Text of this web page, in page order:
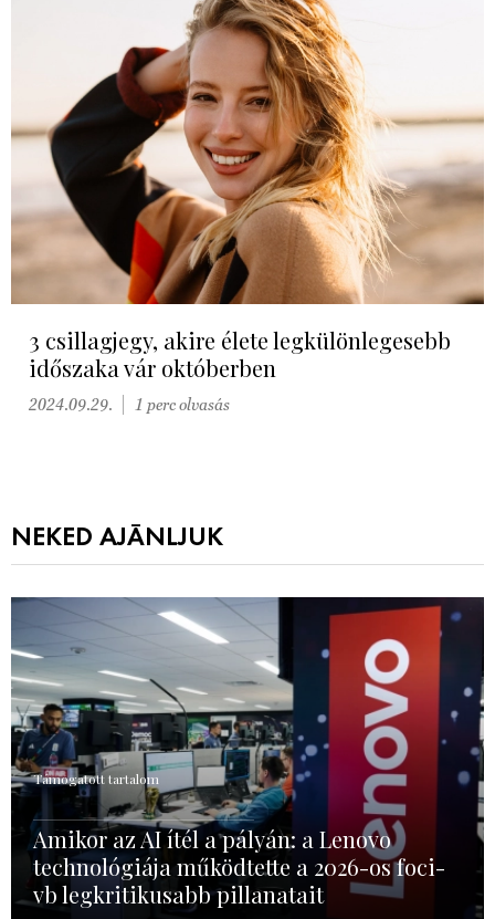
3 csillagjegy, akire élete legkülönlegesebb
időszaka vár októberben
2024.09.29. 1 perc olvasás
NEKED AJÁNLJUK
Támogatott tartalom
Amikor az AI ítél a pályán: a Lenovo
technológiája működtette a 2026-os foci-
vb legkritikusabb pillanatait